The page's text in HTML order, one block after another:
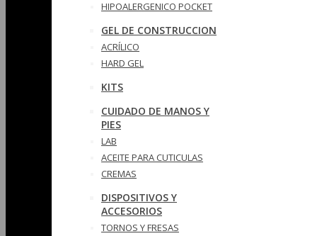
HIPOALERGENICO POCKET
GEL DE CONSTRUCCION
ACRÍLICO
HARD GEL
KITS
CUIDADO DE MANOS Y
PIES
LAB
ACEITE PARA CUTICULAS
CREMAS
DISPOSITIVOS Y
ACCESORIOS
TORNOS Y FRESAS